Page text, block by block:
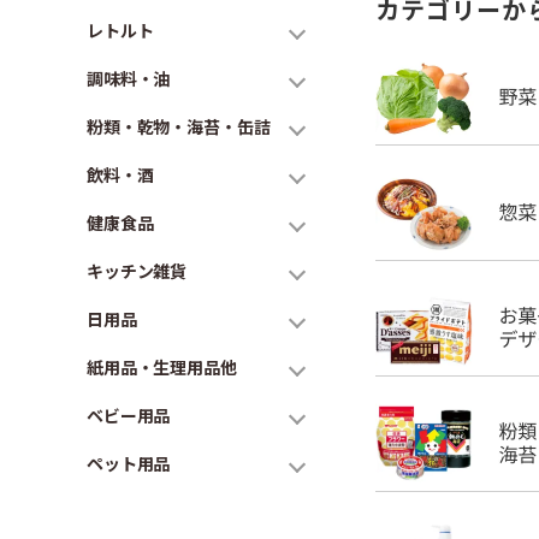
レトルト
調味料・油
粉類・乾物・海苔・缶詰
飲料・酒
健康食品
キッチン雑貨
日用品
紙用品・生理用品他
ベビー用品
ペット用品
カテゴリーか